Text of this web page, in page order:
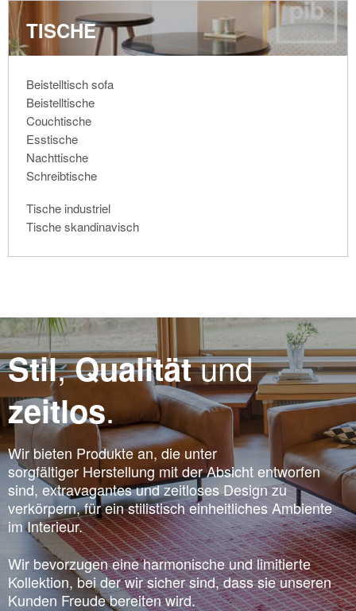
TISCHE
Beistelltisch sofa
Beistelltische
Couchtische
Esstische
Nachttische
Schreibtische
Tische industriel
Tische skandinavisch
Stil,Qualitätund
zeitlos.
Wir bieten Produkte an, die unter
sorgfältiger Herstellung mit der Absicht entworfen
sind, extravagantes und zeitloses Design zu
verkörpern, für ein stilistisch einheitliches Ambiente
im Interieur.
Wir bevorzugen eine harmonische und limitierte
Kollektion, bei der wir sicher sind, dass sie unseren
Kunden Freude bereiten wird.